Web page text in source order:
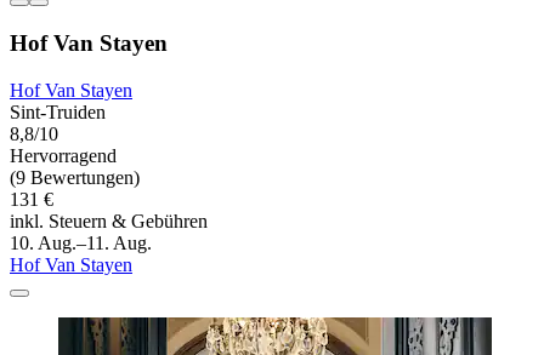
Hof Van Stayen
Hof Van Stayen
Sint-Truiden
8,8/10
Hervorragend
(9 Bewertungen)
131 €
inkl. Steuern & Gebühren
10. Aug.–11. Aug.
Hof Van Stayen